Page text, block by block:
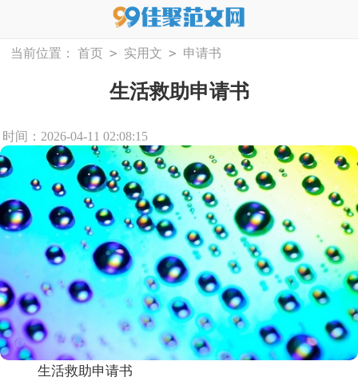
当前位置： 首页 > 实用文 > 申请书
生活救助申请书
时间：2026-04-11 02:08:15
生活救助申请书